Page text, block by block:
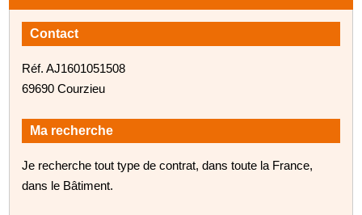
Contact
Réf. AJ1601051508
69690 Courzieu
Ma recherche
Je recherche tout type de contrat, dans toute la France,
dans le Bâtiment.